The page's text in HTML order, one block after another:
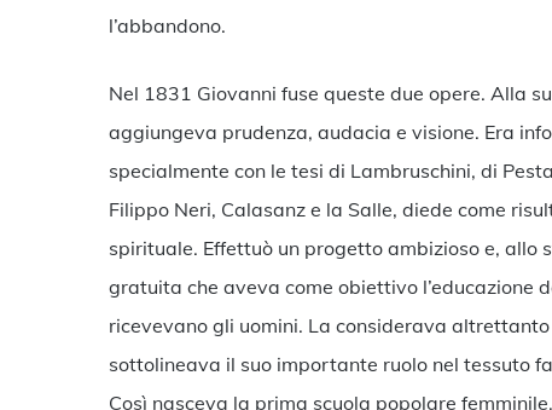
l’abbandono.
Nel 1831 Giovanni fuse queste due opere. Alla
aggiungeva prudenza, audacia e visione. Era
specialmente con le tesi di Lambruschini, di
Filippo Neri, Calasanz e la Salle, diede come
spirituale. Effettuò un progetto ambizioso e, allo
gratuita che aveva come obiettivo l’educazione
ricevevano gli uomini. La considerava
sottolineava il suo importante ruolo nel tessuto
Così nasceva la prima scuola popolare femminile.